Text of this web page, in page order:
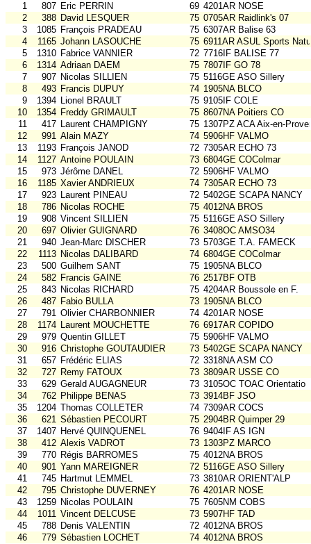
1
807 Eric PERRIN 69 4201AR NOSE
2
388 David LESQUER 75 0705AR Raidlink's 07
3
1085 François PRADEAU 75 6307AR Balise 63
4
1165 Johann LASOUCHE 75 6911AR ASUL Sports
5
1310 Fabrice VANNIER 72 7716IF BALISE 77
6
1314 Adriaan DAEM 75 7807IF GO 78
7
907 Nicolas SILLIEN 75 5116GE ASO Sillery
8
493 Francis DUPUY 74 1905NA BLCO
9
1394 Lionel BRAULT 75 9105IF COLE
10
1354 Freddy GRIMAULT 75 8607NA Poitiers CO
11
417 Laurent CHAMPIGNY 75 1307PZ ACA Aix-en-
12
991 Alain MAZY 74 5906HF VALMO
13
1193 François JANOD 72 7305AR ECHO 73
14
1127 Antoine POULAIN 73 6804GE COColmar
15
973 Jérôme DANEL 72 5906HF VALMO
16
1185 Xavier ANDRIEUX 74 7305AR ECHO 73
17
923 Laurent PINEAU 72 5402GE SCAPA NANCY
18
786 Nicolas ROCHE 75 4012NA BROS
19
908 Vincent SILLIEN 75 5116GE ASO Sillery
20
697 Olivier GUIGNARD 76 3408OC AMSO34
21
940 Jean-Marc DISCHER 73 5703GE T.A. FAMECK
22
1113 Nicolas DALIBARD 74 6804GE COColmar
23
500 Guilhem SANT 75 1905NA BLCO
24
582 Francis GAINE 76 2517BF OTB
25
843 Nicolas RICHARD 75 4204AR Boussole en F.
26
487 Fabio BULLA 73 1905NA BLCO
27
791 Olivier CHARBONNIER 74 4201AR NOSE
28
1174 Laurent MOUCHETTE 76 6917AR COPIDO
29
979 Quentin GILLET 75 5906HF VALMO
30
916 Christophe GOUTAUDIER 73 5402GE SCAPA NANCY
31
657 Frédéric ELIAS 72 3318NA ASM CO
32
727 Remy FATOUX 73 3809AR USSE CO
33
629 Gerald AUGAGNEUR 73 3105OC TOAC Orientatio
34
762 Philippe BENAS 73 3914BF JSO
35
1204 Thomas COLLETER 74 7309AR COCS
36
621 Sébastien PECOURT 75 2904BR Quimper 29
37
1407 Hervé QUINQUENEL 76 9404IF AS IGN
38
412 Alexis VADROT 73 1303PZ MARCO
39
770 Régis BARROMES 75 4012NA BROS
40
901 Yann MAREIGNER 72 5116GE ASO Sillery
41
745 Hartmut LEMMEL 73 3810AR ORIENT'ALP
42
795 Christophe DUVERNEY 76 4201AR NOSE
43
1259 Nicolas POULAIN 75 7605NM COBS
44
1011 Vincent DELCUSE 73 5907HF TAD
45
788 Denis VALENTIN 72 4012NA BROS
46
779 Sébastien LOCHET 74 4012NA BROS